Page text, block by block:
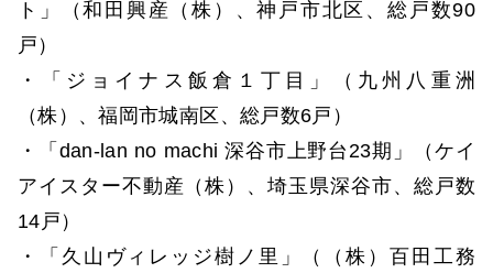
ト」（和田興産（株）、神戸市北区、総戸数90
戸）
・「ジョイナス飯倉１丁目」（九州八重洲
（株）、福岡市城南区、総戸数6戸）
・「dan-lan no machi 深谷市上野台23期」（ケイ
アイスター不動産（株）、埼玉県深谷市、総戸数
14戸）
・「久山ヴィレッジ樹ノ里」（（株）百田工務